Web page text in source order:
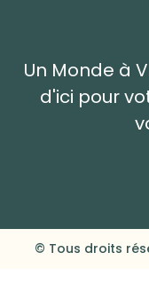
Un Monde à
d'ici pour
© Tous droits